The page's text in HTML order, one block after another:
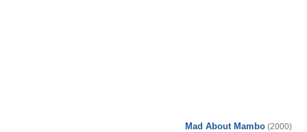
Mad About Mambo (2000)